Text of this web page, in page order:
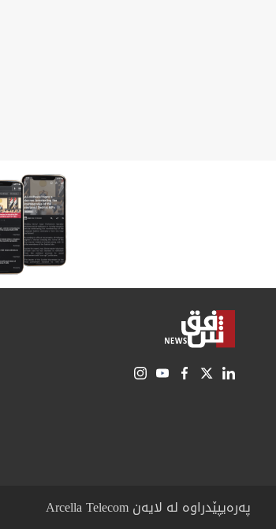
پەرەیپێدراوە لە لایەن Arcella Telecom